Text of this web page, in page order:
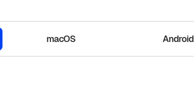
macOS Android